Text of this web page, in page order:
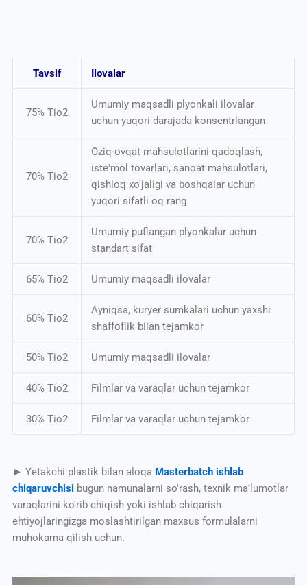
Tavsif Ilovalar
75% Tio2
Umumiy maqsadli plyonkali ilovalar
uchun yuqori darajada konsentrlangan
70% Tio2
Oziq-ovqat mahsulotlarini qadoqlash,
iste'mol tovarlari, sanoat mahsulotlari,
qishloq xo'jaligi va boshqalar uchun
yuqori sifatli oq rang
70% Tio2
Umumiy puflangan plyonkalar uchun
standart sifat
65% Tio2 Umumiy maqsadli ilovalar
60% Tio2
Ayniqsa, kuryer sumkalari uchun yaxshi
shaffoflik bilan tejamkor
50% Tio2 Umumiy maqsadli ilovalar
40% Tio2 Filmlar va varaqlar uchun tejamkor
30% Tio2 Filmlar va varaqlar uchun tejamkor
► Yetakchi plastik bilan aloqa Masterbatch ishlab
chiqaruvchisi bugun namunalarni so'rash, texnik ma'lumotlar
varaqlarini ko'rib chiqish yoki ishlab chiqarish
ehtiyojlaringizga moslashtirilgan maxsus formulalarni
muhokama qilish uchun.